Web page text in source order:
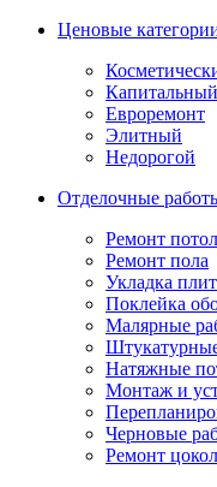
Ценовые
Капитальный
Евроремонт
Элитный
Недорогой
Отделочные
Ремонт
Ремонт пола
Укладка
Поклейка
Малярные
Натяжные
Монтаж и
Черновые
Ремонт